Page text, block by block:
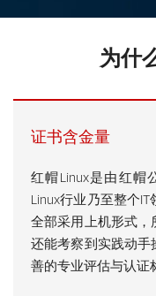
为什
证书含金量
红帽Linux是由红帽
Linux行业乃至整个
全部采用上机形式，
还能考察到实践动手
善的专业评估与认证